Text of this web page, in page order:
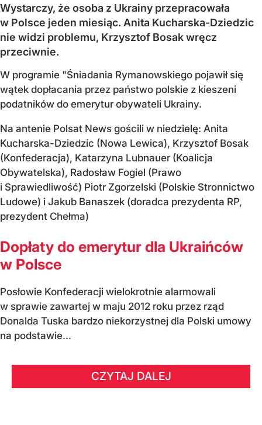
Wystarczy, że osoba z Ukrainy przepracowała
w Polsce jeden miesiąc. Anita Kucharska-Dziedzic
nie widzi problemu, Krzysztof Bosak wręcz
przeciwnie.
W programie "Śniadania Rymanowskiego pojawił się
wątek dopłacania przez państwo polskie z kieszeni
podatników do emerytur obywateli Ukrainy.
Na antenie Polsat News gościli w niedzielę: Anita
Kucharska-Dziedzic (Nowa Lewica), Krzysztof Bosak
(Konfederacja), Katarzyna Lubnauer (Koalicja
Obywatelska), Radosław Fogiel (Prawo
i Sprawiedliwość) Piotr Zgorzelski (Polskie Stronnictwo
Ludowe) i Jakub Banaszek (doradca prezydenta RP,
prezydent Chełma)
Dopłaty do emerytur dla Ukraińców
w Polsce
Posłowie Konfederacji wielokrotnie alarmowali
w sprawie zawartej w maju 2012 roku przez rząd
Donalda Tuska bardzo niekorzystnej dla Polski umowy
na podstawie...
CZYTAJ DALEJ